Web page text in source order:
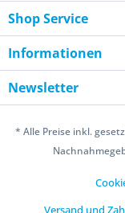
Shop Service
Informationen
Newsletter
* Alle Preise inkl.
Versand und